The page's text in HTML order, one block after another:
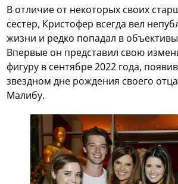
В отличие от некоторых своих
сестер, Кристофер всегда вел
жизни и редко попадал в
Впервые он представил свою
фигуру в сентябре 2022 года,
звездном дне рождения своего
Малибу.